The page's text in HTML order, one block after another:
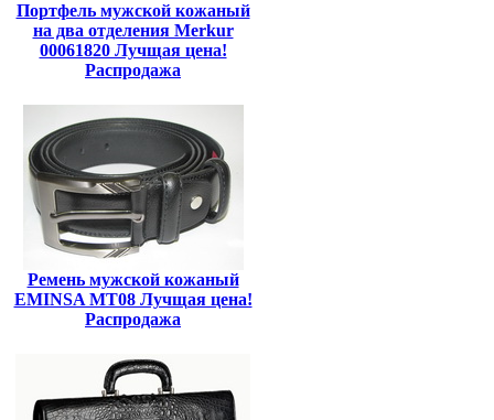
Портфель мужской кожаный
на два отделения Merkur
00061820 Лучщая цена!
Распродажа
Ремень мужской кожаный
EMINSA MT08 Лучщая цена!
Распродажа